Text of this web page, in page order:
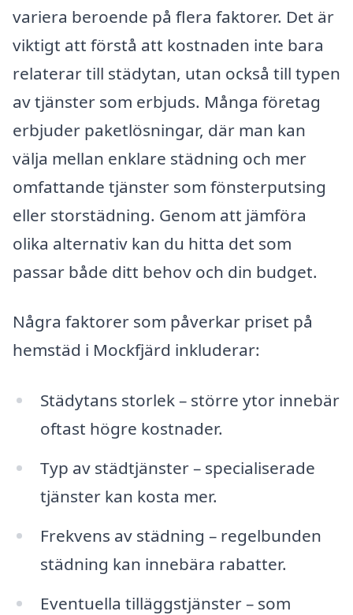
variera beroende på flera faktorer. Det är
viktigt att förstå att kostnaden inte bara
relaterar till städytan, utan också till typen
av tjänster som erbjuds. Många företag
erbjuder paketlösningar, där man kan
välja mellan enklare städning och mer
omfattande tjänster som fönsterputsing
eller storstädning. Genom att jämföra
olika alternativ kan du hitta det som
passar både ditt behov och din budget.
Några faktorer som påverkar priset på
hemstäd i Mockfjärd inkluderar:
Städytans storlek – större ytor innebär
oftast högre kostnader.
Typ av städtjänster – specialiserade
tjänster kan kosta mer.
Frekvens av städning – regelbunden
städning kan innebära rabatter.
Eventuella tilläggstjänster – som